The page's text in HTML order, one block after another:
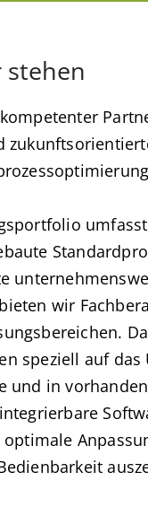
wir
speziell auf das
und in